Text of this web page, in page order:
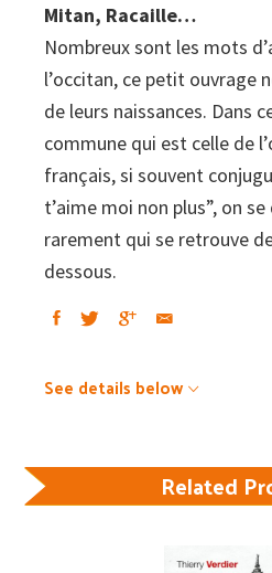
Mitan, Racaille…
Nombreux sont les mots
l’occitan, ce petit ouvrage
de leurs naissances. Dans
commune qui est celle de
français, si souvent
t’aime moi non plus”, on
rarement qui se retrouve
dessous.
See details below
Related